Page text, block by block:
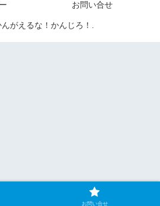
お問い合せ
がえるな！かんじろ！.
お問い合せ